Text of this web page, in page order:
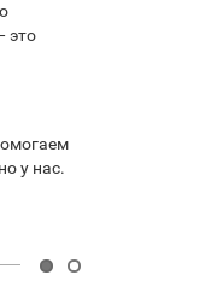
это
у нас.